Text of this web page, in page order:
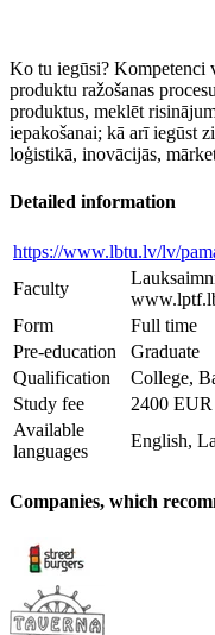
Ko tu iegūsi? Kompetenci
produktu ražošanas
produktus, meklēt
iepakošanai; kā arī iegūst
loģistikā, inovācijās,
Detailed information
https://www.lbtu.lv/lv/
Faculty
Form
Full time
Pre-education
Graduate
Qualification
College,
Study fee
2400
Available
languages
English,
Companies, which